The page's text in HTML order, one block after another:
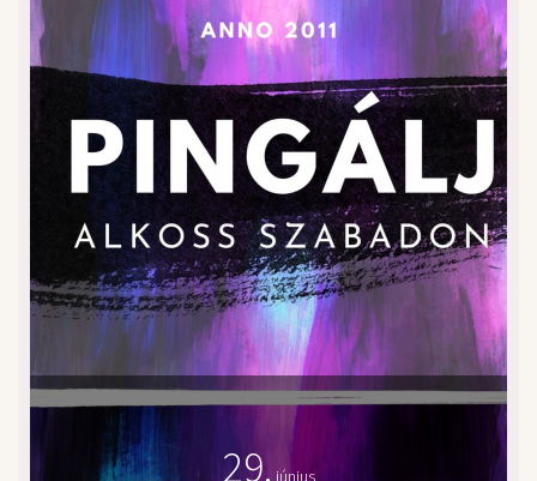
29. június